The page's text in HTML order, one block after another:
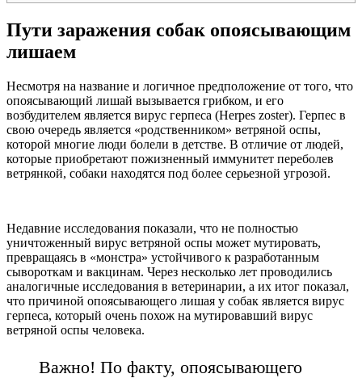
Пути заражения собак опоясывающим
лишаем
Несмотря на название и логичное предположение от того, что
опоясывающий лишай вызывается грибком, и его
возбудителем является вирус герпеса (Herpes zoster). Герпес в
свою очередь является «родственником» ветряной оспы,
которой многие люди болели в детстве. В отличие от людей,
которые приобретают пожизненный иммунитет переболев
ветрянкой, собаки находятся под более серьезной угрозой.
Недавние исследования показали, что не полностью
уничтоженный вирус ветряной оспы может мутировать,
превращаясь в «монстра» устойчивого к разработанным
сывороткам и вакцинам. Через несколько лет проводились
аналогичные исследования в ветеринарии, а их итог показал,
что причиной опоясывающего лишая у собак является вирус
герпеса, который очень похож на мутировавший вирус
ветряной оспы человека.
Важно! По факту, опоясывающего